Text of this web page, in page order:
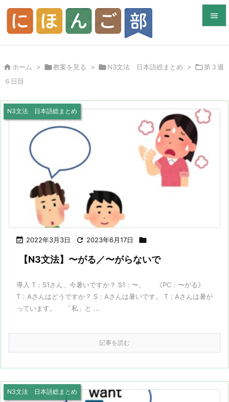

メニュ

前へ

 ホーム > 教案を見る > N3文法 日本語総まとめ > 第３週
６日目
 2022年3月3日  2023年6月17日 
N3文法 日本語総まとめ
【N3文法】〜がる／〜がらないで
導入 T：S1さん、今暑いですか？ S1：〜。 《PC：〜がる》
T：Aさんはどうですか？ S：Aさんは暑いです。 T：Aさんは暑が
っています。 「私」と ...
記事を読む
N3文法 日本語総まとめ